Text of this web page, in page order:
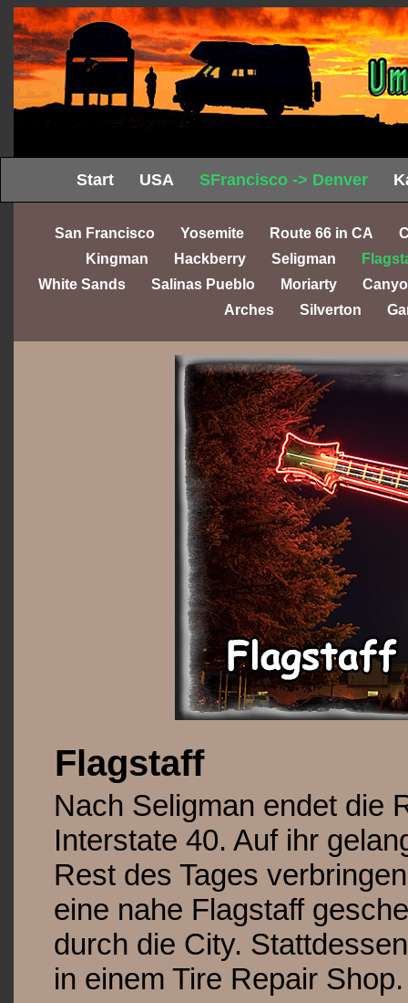
Start USA SFrancisco -> Denver
San Francisco Yosemite Route 66 in CA
Kingman
Hackberry Seligman
White Sands
Salinas Pueblo Moriarty
Arches
Silverton
Flagstaff
Nach Seligman endet die
Interstate 40. Auf ihr
Rest des Tages
eine nahe Flagstaff
durch die City.
in einem Tire Repair Shop.